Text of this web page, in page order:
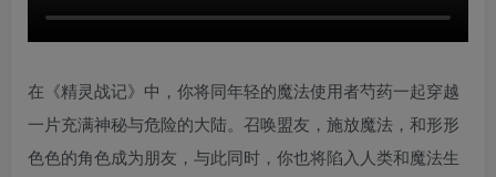
在《精灵战记》中，你将同年轻的魔法使用者芍药一起穿越
一片充满神秘与危险的大陆。召唤盟友，施放魔法，和形形
色色的角色成为朋友，与此同时，你也将陷入人类和魔法生